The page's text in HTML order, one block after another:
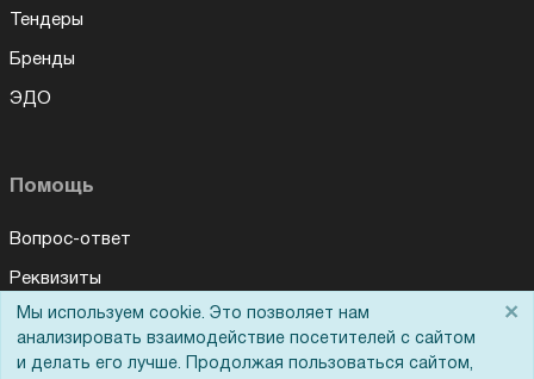
Тендеры
Бренды
ЭДО
Помощь
Вопрос-ответ
Реквизиты
Гарантии и возврат
Сервисный центр
Мы используем cookie. Это позволяет нам
анализировать взаимодействие посетителей с сайтом
и делать его лучше. Продолжая пользоваться сайтом,
×